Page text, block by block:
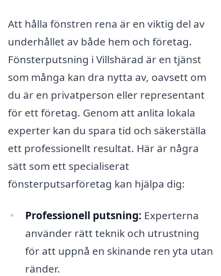
Att hålla fönstren rena är en viktig del av
underhållet av både hem och företag.
Fönsterputsning i Villshärad är en tjänst
som många kan dra nytta av, oavsett om
du är en privatperson eller representant
för ett företag. Genom att anlita lokala
experter kan du spara tid och säkerställa
ett professionellt resultat. Här är några
sätt som ett specialiserat
fönsterputsarföretag kan hjälpa dig:
Professionell putsning: Experterna
använder rätt teknik och utrustning
för att uppnå en skinande ren yta utan
ränder.